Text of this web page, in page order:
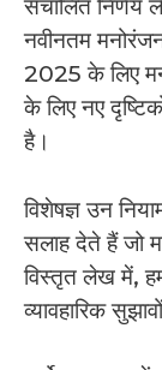
संचालित निर्णय
नवीनतम
2025 के लिए
के लिए नए
है।
विशेषज्ञ उन
सलाह देते हैं जो
विस्तृत लेख में,
व्यावहारिक